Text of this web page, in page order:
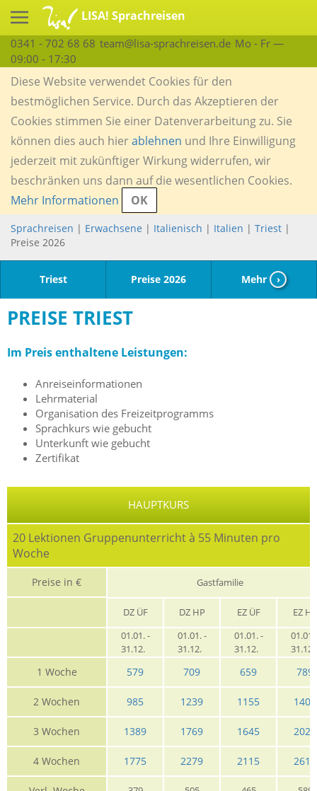
LISA! Sprachreisen
0341 - 702 68 68 team@lisa-sprachreisen.de Mo - Fr —
09:00 - 17:30
Diese Website verwendet Cookies für den
bestmöglichen Service. Durch das Akzeptieren der
Cookies stimmen Sie einer Datenverarbeitung zu. Sie
können dies auch hierablehnen und Ihre Einwilligung
jederzeit mit zukünftiger Wirkung widerrufen, wir
beschränken uns dann auf die wesentlichen Cookies.
Mehr Informationen
OK
Sprachreisen | Erwachsene | Italienisch | Italien | Triest |
Preise 2026
Triest Preise 2026 Mehr ›
PREISE TRIEST
Im Preis enthaltene Leistungen:
Anreiseinformationen
Lehrmaterial
Organisation des Freizeitprogramms
Sprachkurs wie gebucht
Unterkunft wie gebucht
Zertifikat
HAUPTKURS
20 Lektionen Gruppenunterricht à 55 Minuten pro
Woche
Preise in € Gastfamilie
DZ ÜF DZ HP EZ ÜF
EZ HP
01.01. -
31.12.
01.01. -
31.12.
01.01. -
31.12.
01.01.
1 Woche 579 709 659 789
2 Wochen 985 1239 1155 1409
3 Wochen 1389 1769 1645 2025
4 Wochen 1775 2279 2115 2619